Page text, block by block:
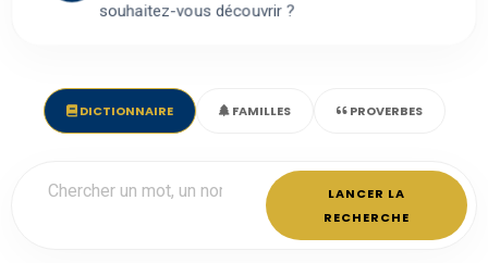
souhaitez-vous découvrir ?
DICTIONNAIRE FAMILLES PROVERBES
LANCER LA
RECHERCHE